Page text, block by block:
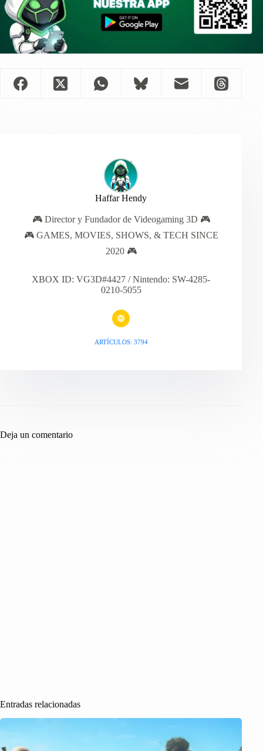
Haffar Hendy
🎮 Director y Fundador de Videogaming 3D 🎮
🎮 GAMES, MOVIES, SHOWS, & TECH SINCE
2020 🎮
XBOX ID: VG3D#4427 / Nintendo: SW-4285-
0210-5055
ARTÍCULOS: 3794
Deja un comentario
Entradas relacionadas